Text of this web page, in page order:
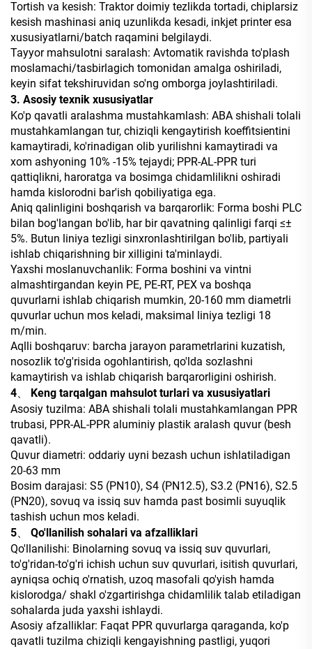
Tortish va kesish: Traktor doimiy tezlikda tortadi, chiplarsiz
kesish mashinasi aniq uzunlikda kesadi, inkjet printer esa
xususiyatlarni/batch raqamini belgilaydi.
Tayyor mahsulotni saralash: Avtomatik ravishda to'plash
moslamachi/tasbirlagich tomonidan amalga oshiriladi,
keyin sifat tekshiruvidan so'ng omborga joylashtiriladi.
3. Asosiy texnik xususiyatlar
Ko'p qavatli aralashma mustahkamlash: ABA shishali tolali
mustahkamlangan tur, chiziqli kengaytirish koeffitsientini
kamaytiradi, ko'rinadigan olib yurilishni kamaytiradi va
xom ashyoning 10% -15% tejaydi; PPR-AL-PPR turi
qattiqlikni, haroratga va bosimga chidamlilikni oshiradi
hamda kislorodni bar'ish qobiliyatiga ega.
Aniq qalinligini boshqarish va barqarorlik: Forma boshi PLC
bilan bog'langan bo'lib, har bir qavatning qalinligi farqi ≤±
5%. Butun liniya tezligi sinxronlashtirilgan bo'lib, partiyali
ishlab chiqarishning bir xilligini ta'minlaydi.
Yaxshi moslanuvchanlik: Forma boshini va vintni
almashtirgandan keyin PE, PE-RT, PEX va boshqa
quvurlarni ishlab chiqarish mumkin, 20-160 mm diametrli
quvurlar uchun mos keladi, maksimal liniya tezligi 18
m/min.
Aqlli boshqaruv: barcha jarayon parametrlarini kuzatish,
nosozlik to'g'risida ogohlantirish, qo'lda sozlashni
kamaytirish va ishlab chiqarish barqarorligini oshirish.
4、 Keng tarqalgan mahsulot turlari va xususiyatlari
Asosiy tuzilma: ABA shishali tolali mustahkamlangan PPR
trubasi, PPR-AL-PPR aluminiy plastik aralash quvur (besh
qavatli).
Quvur diametri: oddariy uyni bezash uchun ishlatiladigan
20-63 mm
Bosim darajasi: S5 (PN10), S4 (PN12.5), S3.2 (PN16), S2.5
(PN20), sovuq va issiq suv hamda past bosimli suyuqlik
tashish uchun mos keladi.
5、 Qo'llanilish sohalari va afzalliklari
Qo'llanilishi: Binolarning sovuq va issiq suv quvurlari,
to'g'ridan-to'g'ri ichish uchun suv quvurlari, isitish quvurlari,
ayniqsa ochiq o'rnatish, uzoq masofali qo'yish hamda
kislorodga/ shakl o'zgartirishga chidamlilik talab etiladigan
sohalarda juda yaxshi ishlaydi.
Asosiy afzalliklar: Faqat PPR quvurlarga qaraganda, ko'p
qavatli tuzilma chiziqli kengayishning pastligi, yuqori